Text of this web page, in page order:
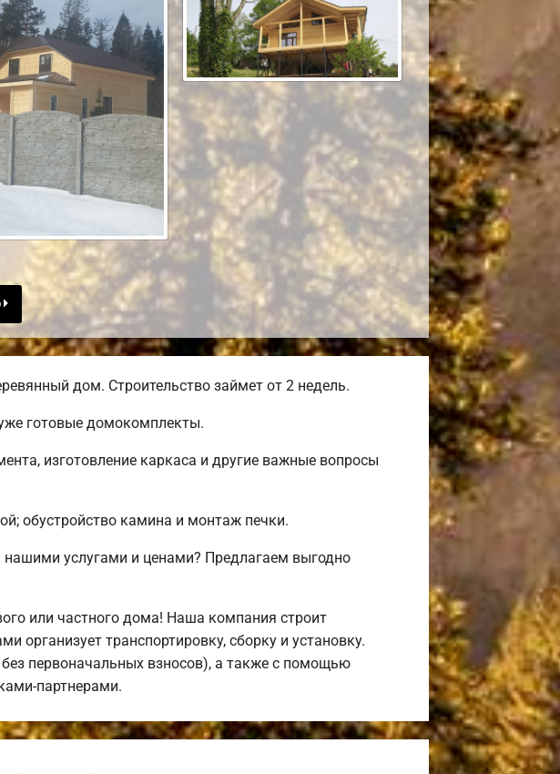
дом. Строительство займет от 2 недель.
готовые домокомплекты.
изготовление каркаса и другие важные вопросы
обустройство камина и монтаж печки.
услугами и ценами? Предлагаем выгодно
или частного дома! Наша компания строит
транспортировку, сборку и установку.
первоначальных взносов), а также с помощью
партнерами.